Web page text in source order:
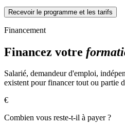
Effectuer un montage son
mixage
Finalisation livrables et révision
Recevoir le programme et les tarifs
Financement
Financez votre
Salarié, demandeur d'emploi,
existent pour financer tout ou partie
€
Combien vous reste-t-il à payer ?